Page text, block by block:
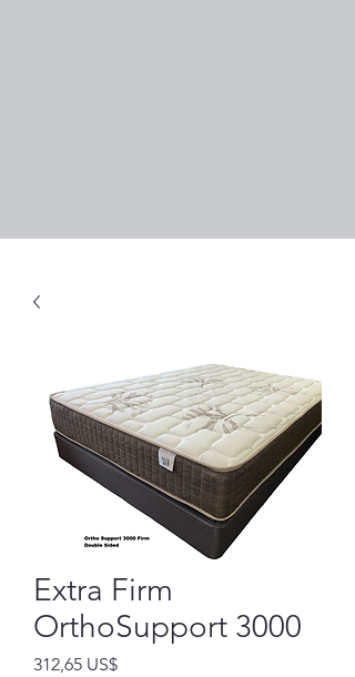
Extra Firm
OrthoSupport 3000
312,65 US$Precio